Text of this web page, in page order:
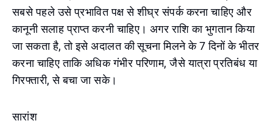
सबसे पहले उसे प्रभावित पक्ष से शीघ्र संपर्क करना चाहिए और
कानूनी सलाह प्राप्त करनी चाहिए। अगर राशि का भुगतान किया
जा सकता है, तो इसे अदालत की सूचना मिलने के 7 दिनों के भीतर
करना चाहिए ताकि अधिक गंभीर परिणाम, जैसे यात्रा प्रतिबंध या
गिरफ्तारी, से बचा जा सके।
सारांश